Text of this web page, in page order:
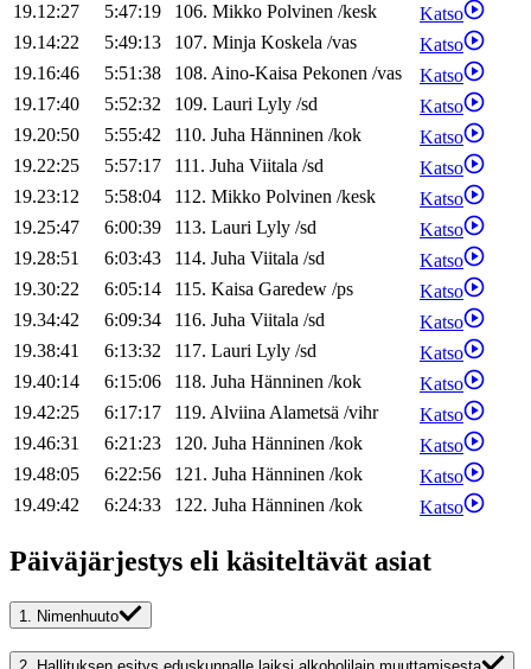
19.12:27
5:47:19 106. Mikko Polvinen /kesk
Katso
19.14:22
5:49:13 107. Minja Koskela /vas
Katso
19.16:46
5:51:38 108. Aino-Kaisa Pekonen /vas
Katso
19.17:40
5:52:32 109. Lauri Lyly /sd
Katso
19.20:50
5:55:42 110. Juha Hänninen /kok
Katso
19.22:25
5:57:17 111. Juha Viitala /sd
Katso
19.23:12
5:58:04 112. Mikko Polvinen /kesk
Katso
19.25:47
6:00:39 113. Lauri Lyly /sd
Katso
19.28:51
6:03:43 114. Juha Viitala /sd
Katso
19.30:22
6:05:14 115. Kaisa Garedew /ps
Katso
19.34:42
6:09:34 116. Juha Viitala /sd
Katso
19.38:41
6:13:32 117. Lauri Lyly /sd
Katso
19.40:14
6:15:06 118. Juha Hänninen /kok
Katso
19.42:25
6:17:17 119. AlviinaAlametsä /vihr
Katso
19.46:31
6:21:23 120. Juha Hänninen /kok
Katso
19.48:05
6:22:56 121. Juha Hänninen /kok
Katso
19.49:42
6:24:33 122. Juha Hänninen /kok Katso
Päiväjärjestys eli käsiteltävät asiat
1. Nimenhuuto